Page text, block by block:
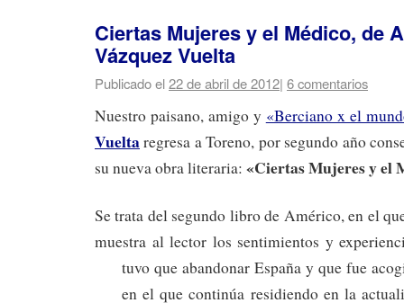
Ciertas Mujeres y el Médico, de
Vázquez Vuelta
Publicado el22 de abril de 2012| 6 comentarios
Nuestro paisano, amigo y «Berciano x el
Vueltaregresa a Toreno, por segundo año
su nueva obra literaria: «Ciertas Mujeres y el
Se trata del segundo libro de Américo, en el
muestra al lector los sentimientos y
tuvo que abandonar España y que fue
en el que continúa residiendo en la